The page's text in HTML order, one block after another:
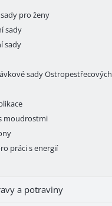
pro ženy
sady
sady
sady Ostropestřecových
moudrostmi
práci s energií
a potraviny